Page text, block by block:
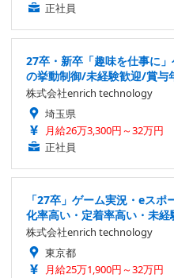
正社員
27卒・新卒「趣味を仕事に
の挙動制御/未経験歓迎/賞与
株式会社enrich technology
埼玉県
月給26万3,300円～32万円
正社員
「27卒」ゲーム実況・eス
化率高い・定着率高い・未
株式会社enrich technology
東京都
月給25万1,900円～32万円